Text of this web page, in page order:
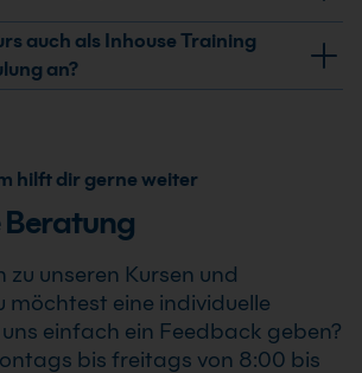
erweiterten Kenntnisse im
von FileMaker Pro
.
die Durchführung aller von uns
Der FileMaker Pro Datenbanken
ab einem Teilnehmer statt,
auch als Inhouse Training
an?
Inhalte, Prozesse und
wir individuell an die
hilft dir gerne weiter
Beratung
zu unseren Kursen und
möchtest eine individuelle
einfach ein Feedback geben?
bis freitags von 8:00 bis